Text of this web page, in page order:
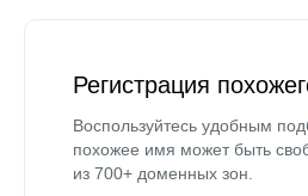
Регистрация
Воспользуйтесь удобным
похожее имя может быть
из 700+ доменных зон.